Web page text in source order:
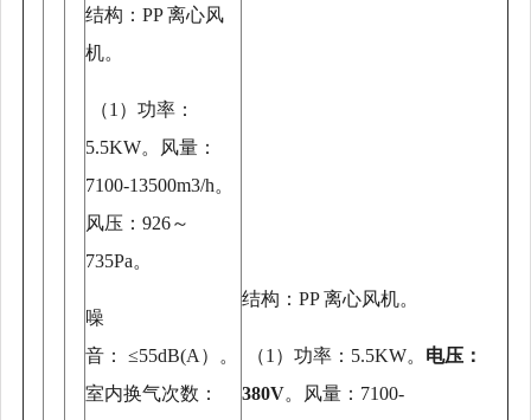
结构： PP 离心风
机。
（1）功率：
5.5KW。风量：
7100-13500m3/h。
风压：926～
735Pa。
噪
音：
≤55dB(A）。
室内换气次数：
结构： PP 离心风机。
（1）功率：5.5KW。 电压：
380V。风量： 7100-